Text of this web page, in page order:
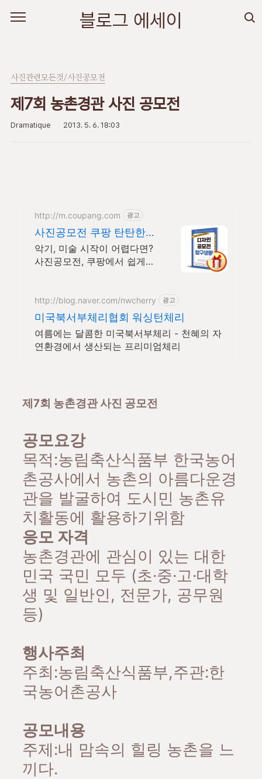
블로그 에세이
사진관련모든것/사진공모전
제7회 농촌경관 사진 공모전
Dramatique 2013. 5. 6. 18:03
http://m.coupang.com 광고
사진공모전 쿠팡 탄탄한
단계별 학습 진도
악기, 미술 시작이 어렵다면?
사진공모전, 쿠팡에서 쉽게
http://blog.naver.com/nwcherry 광고
미국북서부체리협회 워싱턴체리
여름에는 달콤한 미국북서부체리 - 천혜의 자
연환경에서 생산되는 프리미엄체리
제7회 농촌경관 사진 공모전
공모요강
목적:농림축산식품부 한국농어
촌공사에서 농촌의 아름다운경
관을 발굴하여 도시민 농촌유
치활동에 활용하기위함
응모 자격
농촌경관에 관심이 있는 대한
민국 국민 모두 (초·중·고·대학
생 및 일반인, 전문가, 공무원
등)
행사주최
주최:농림축산식품부,주관:한
국농어촌공사
공모내용
주제:내 맘속의 힐링 농촌을 느
끼다.